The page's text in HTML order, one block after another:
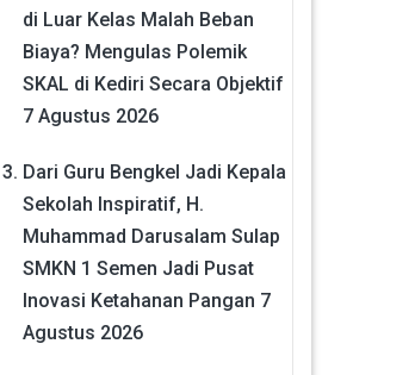
di Luar Kelas Malah Beban
Biaya? Mengulas Polemik
SKAL di Kediri Secara Objektif
7 Agustus 2026
Dari Guru Bengkel Jadi Kepala
Sekolah Inspiratif, H.
Muhammad Darusalam Sulap
SMKN 1 Semen Jadi Pusat
Inovasi Ketahanan Pangan 7
Agustus 2026